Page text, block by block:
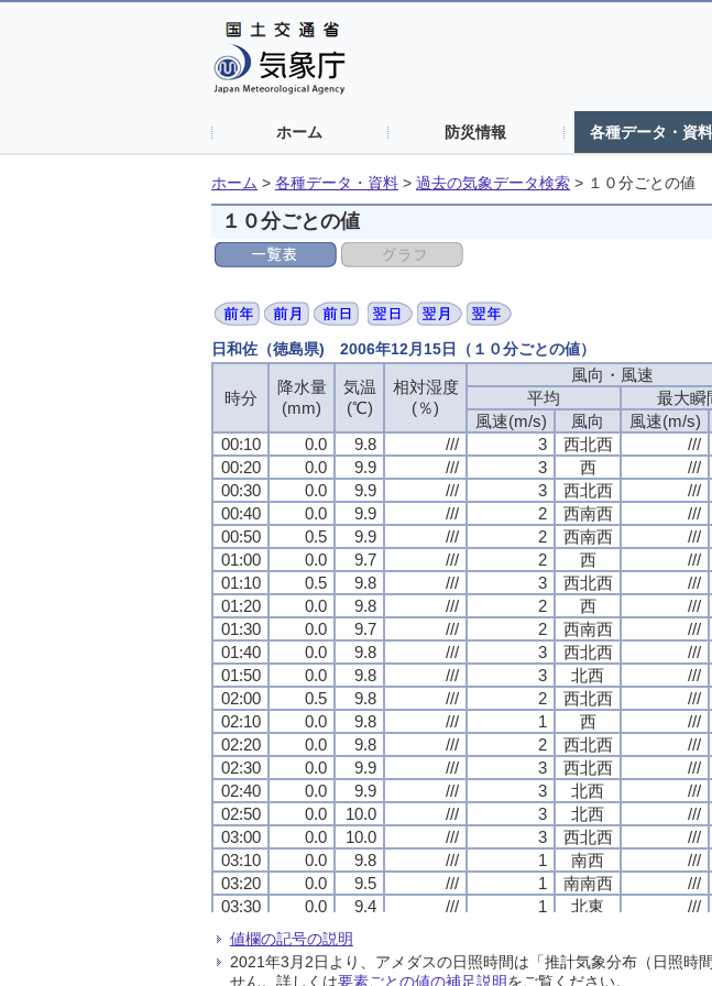
ホーム 防災情報 各種データ・資料
ホーム > 各種データ・資料 > 過去の気象データ検索 > １０分ごとの値
１０分ごとの値
日和佐（徳島県) 2006年12月15日（１０分ごとの値）
時分
降水量
(mm)
気温
(℃)
相対湿度
(％)
風向・風速
平均
最大瞬
風速(m/s)
風向 風速(m/s)
00:10
0.0 9.8 /// 3 西北西 ///
00:20
0.0 9.9 /// 3 西 ///
00:30
0.0 9.9 /// 3 西北西 ///
00:40
0.0 9.9 /// 2 西南西 ///
00:50
0.5 9.9 /// 2 西南西 ///
01:00
0.0 9.7 /// 2 西 ///
01:10
0.5 9.8 /// 3 西北西 ///
01:20
0.0 9.8 /// 2 西 ///
01:30
0.0 9.7 /// 2 西南西 ///
01:40
0.0 9.8 /// 3 西北西 ///
01:50
0.0 9.8 /// 3 北西 ///
02:00
0.5 9.8 /// 2 西北西 ///
02:10
0.0 9.8 /// 1 西 ///
02:20
0.0 9.8 /// 2 西北西 ///
02:30
0.0 9.9 /// 3 西北西 ///
02:40
0.0 9.9 /// 3 北西 ///
02:50
0.0 10.0 /// 3 北西 ///
03:00
0.0 10.0 /// 3 西北西 ///
03:10
0.0 9.8 /// 1 南西 ///
03:20
0.0 9.5 /// 1 南南西 ///
03:30
0.0 9.4 /// 1 北東 ///
03:40
0.0
03:50
0.0 10.2 /// 1 北北東 ///
04:00
0.0 9.6 /// 1 北西 ///
時分
降水量
(mm)
気温
(℃)
相対湿度
(％)
風向・風速
平均
最大瞬
風速(m/s)
風向 風速(m/s)
00:10
0.0 9.8 /// 3 西北西 ///
00:20
0.0 9.9 /// 3 西 ///
00:30
0.0 9.9 /// 3 西北西 ///
00:40
0.0 9.9 /// 2 西南西 ///
00:50
0.5 9.9 /// 2 西南西 ///
01:00
0.0 9.7 /// 2 西 ///
01:10
0.5 9.8 /// 3 西北西 ///
01:20
0.0 9.8 /// 2 西 ///
01:30
0.0 9.7 /// 2 西南西 ///
01:40
0.0 9.8 /// 3 西北西 ///
01:50
0.0 9.8 /// 3 北西 ///
02:00
0.5 9.8 /// 2 西北西 ///
02:10
0.0 9.8 /// 1 西 ///
02:20
0.0 9.8 /// 2 西北西 ///
02:30
0.0 9.9 /// 3 西北西 ///
02:40
0.0 9.9 /// 3 北西 ///
02:50
0.0 10.0 /// 3 北西 ///
03:00
0.0 10.0 /// 3 西北西 ///
03:10
0.0 9.8 /// 1 南西 ///
03:20
0.0 9.5 /// 1 南南西 ///
03:30
0.0 9.4 /// 1 北東 ///
03:40
0.0
03:50
0.0 10.2 /// 1 北北東 ///
04:00
0.0 9.6 /// 1 北西 ///
時分
降水量
(mm)
気温
(℃)
相対湿度
(％)
風向・風速
平均
最大瞬
風速(m/s)
風向 風速(m/s)
00:10
0.0 9.8 /// 3 西北西 ///
00:20
0.0 9.9 /// 3 西 ///
00:30
0.0 9.9 /// 3 西北西 ///
00:40
0.0 9.9 /// 2 西南西 ///
00:50
0.5 9.9 /// 2 西南西 ///
01:00
0.0 9.7 /// 2 西 ///
01:10
0.5 9.8 /// 3 西北西 ///
01:20
0.0 9.8 /// 2 西 ///
01:30
0.0 9.7 /// 2 西南西 ///
01:40
0.0 9.8 /// 3 西北西 ///
01:50
0.0 9.8 /// 3 北西 ///
02:00
0.5 9.8 /// 2 西北西 ///
02:10
0.0 9.8 /// 1 西 ///
02:20
0.0 9.8 /// 2 西北西 ///
02:30
0.0 9.9 /// 3 西北西 ///
02:40
0.0 9.9 /// 3 北西 ///
02:50
0.0 10.0 /// 3 北西 ///
03:00
0.0 10.0 /// 3 西北西 ///
03:10
0.0 9.8 /// 1 南西 ///
03:20
0.0 9.5 /// 1 南南西 ///
03:30
0.0 9.4 /// 1 北東 ///
03:40
0.0
03:50
0.0 10.2 /// 1 北北東 ///
04:00
0.0 9.6 /// 1 北西 ///
時分
降水量
(mm)
気温
(℃)
相対湿度
(％)
風向・風速
平均
最大瞬
風速(m/s)
風向 風速(m/s)
00:10
0.0 9.8 /// 3 西北西 ///
00:20
0.0 9.9 /// 3 西 ///
00:30
0.0 9.9 /// 3 西北西 ///
00:40
0.0 9.9 /// 2 西南西 ///
00:50
0.5 9.9 /// 2 西南西 ///
01:00
0.0 9.7 /// 2 西 ///
01:10
0.5 9.8 /// 3 西北西 ///
01:20
0.0 9.8 /// 2 西 ///
01:30
0.0 9.7 /// 2 西南西 ///
01:40
0.0 9.8 /// 3 西北西 ///
01:50
0.0 9.8 /// 3 北西 ///
02:00
0.5 9.8 /// 2 西北西 ///
02:10
0.0 9.8 /// 1 西 ///
02:20
0.0 9.8 /// 2 西北西 ///
02:30
0.0 9.9 /// 3 西北西 ///
02:40
0.0 9.9 /// 3 北西 ///
02:50
0.0 10.0 /// 3 北西 ///
03:00
0.0 10.0 /// 3 西北西 ///
03:10
0.0 9.8 /// 1 南西 ///
03:20
0.0 9.5 /// 1 南南西 ///
03:30
0.0 9.4 /// 1 北東 ///
03:40
0.0
03:50
0.0 10.2 /// 1 北北東 ///
04:00
0.0 9.6 /// 1 北西 ///
値欄の記号の説明
2021年3月2日より、アメダスの日照時間は「推計気象分布（日照時
せん。詳しくは要素ごとの値の補足説明をご覧ください。